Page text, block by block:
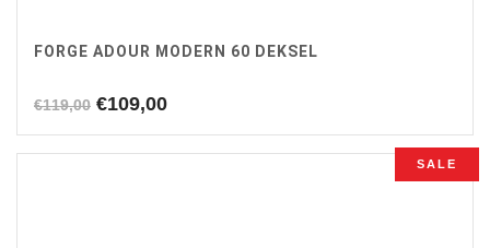
FORGE ADOUR MODERN 60 DEKSEL
€119,00 Oorspronkelijke
was:
€109,00Huidige
is:
SALE